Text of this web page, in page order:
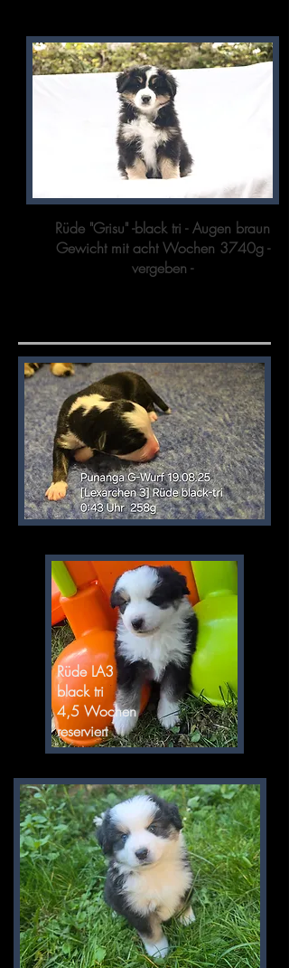
Rüde "Grisu" -black tri - Augen braun
Gewicht mit acht Wochen 3740g-
vergeben -
Rüde LA3
black tri
4,5 Wochen
reserviert